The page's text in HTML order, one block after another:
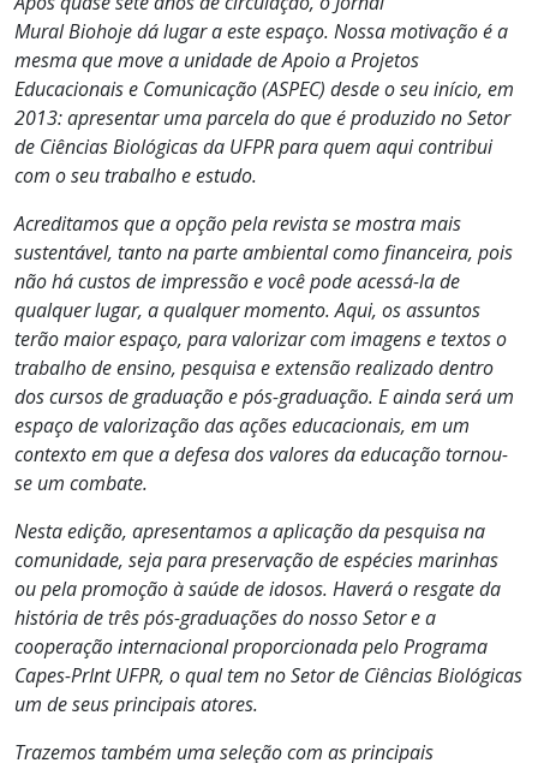
Mural Biohoje dá lugar a este espaço. Nossa motivação é a
mesma que move a unidade de Apoio a Projetos
Educacionais e Comunicação (ASPEC) desde o seu início, em
2013: apresentar uma parcela do que é produzido no Setor
de Ciências Biológicas da UFPR para quem aqui contribui
com o seu trabalho e estudo.
Acreditamos que a opção pela revista se mostra mais
sustentável, tanto na parte ambiental como financeira, pois
não há custos de impressão e você pode acessá-la de
qualquer lugar, a qualquer momento. Aqui, os assuntos
terão maior espaço, para valorizar com imagens e textos o
trabalho de ensino, pesquisa e extensão realizado dentro
dos cursos de graduação e pós-graduação. E ainda será um
espaço de valorização das ações educacionais, em um
contexto em que a defesa dos valores da educação tornou-
se um combate.
Nesta edição, apresentamos a aplicação da pesquisa na
comunidade, seja para preservação de espécies marinhas
ou pela promoção à saúde de idosos. Haverá o resgate da
história de três pós-graduações do nosso Setor e a
cooperação internacional proporcionada pelo Programa
Capes-PrInt UFPR, o qual tem no Setor de Ciências Biológicas
um de seus principais atores.
Trazemos também uma seleção com as principais